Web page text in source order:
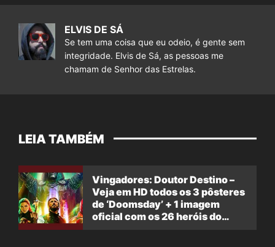
ELVIS DE SÁ
Se tem uma coisa que eu odeio, é gente sem
integridade. Elvis de Sá, as pessoas me
chamam de Senhor das Estrelas.
LEIA TAMBÉM
Vingadores: Doutor Destino –
Veja em HD todos os 3 pôsteres
de ‘Doomsday’ + 1 imagem
oficial com os 26 heróis do